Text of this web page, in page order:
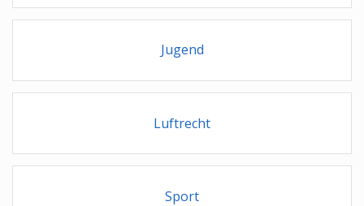
Jugend
Luftrecht
Sport